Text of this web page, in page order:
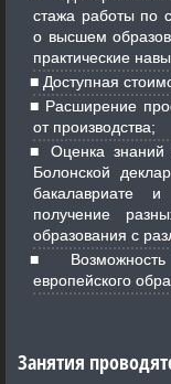
стажа работы по специальности (выпускник имеет: диплом
о высшем образовании + стаж
практические
Доступная
Расширение
от производства;
Оценка знаний
Болонской декларацией о двухуровневом образовании -
бакалавриате и
получение
образования с
европейского
Занятия